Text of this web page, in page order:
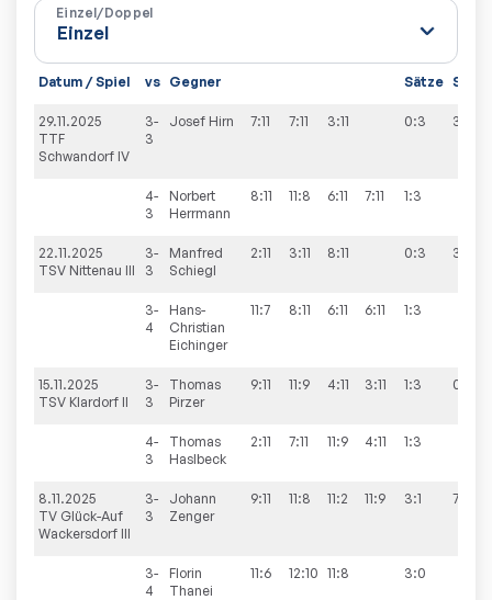
Einzel/Doppel
Datum / Spiel vs Gegner Sätze
29.11.2025
TTF
Schwandorf IV
3-
3
Josef Hirn 7:11 7:11 3:11 0:3 3:7
4-
3
Norbert
Herrmann
8:11 11:8 6:11 7:11 1:3
22.11.2025
TSV Nittenau III
3-
3
Manfred
Schiegl
2:11 3:11 8:11 0:3 3:7
3-
4
Hans-
Christian
Eichinger
11:7 8:11 6:11 6:11 1:3
15.11.2025
TSV Klardorf II
3-
3
Thomas
Pirzer
9:11 11:9 4:11 3:11 1:3 0:10
4-
3
Thomas
Haslbeck
2:11 7:11 11:9 4:11 1:3
8.11.2025
TV Glück-Auf
Wackersdorf III
3-
3
Johann
Zenger
9:11 11:8 11:2 11:9 3:1 7:3
3-
4
Florin
Thanei
11:6 12:10 11:8 3:0